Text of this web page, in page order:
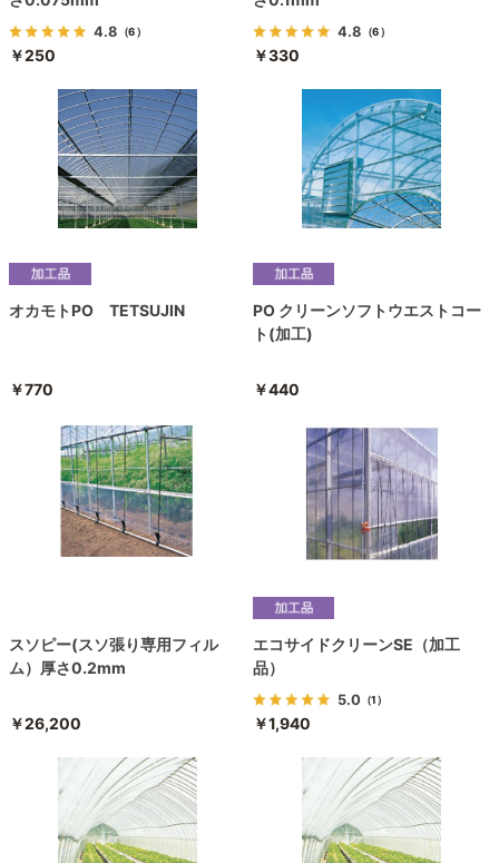
4.8 （6）
￥250
4.8 （6）
￥330
オカモトPO TETSUJIN
￥770
PO クリーンソフトウエストコー
ト(加工)
￥440
スソピー(スソ張り専用フィル
ム）厚さ0.2mm
￥26,200
エコサイドクリーンSE（加工
品）
5.0 （1）
￥1,940